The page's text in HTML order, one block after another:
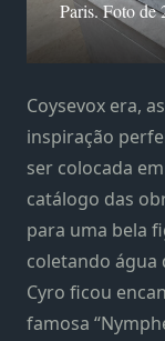
Paris. Foto de
Coysevox era,
inspiração
ser colocada
catálogo das
para uma bela
coletando água
Cyro ficou
famosa